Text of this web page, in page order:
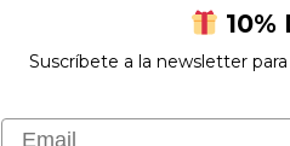
Suscríbete a la newsletter
Email